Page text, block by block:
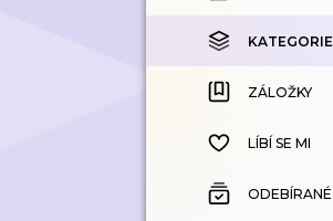
KATEGORIE
ZÁLOŽKY
HISTORIE
KATEGORIE
ZÁLOŽKY
LÍBÍ SE MI
ODEBÍRANÉ